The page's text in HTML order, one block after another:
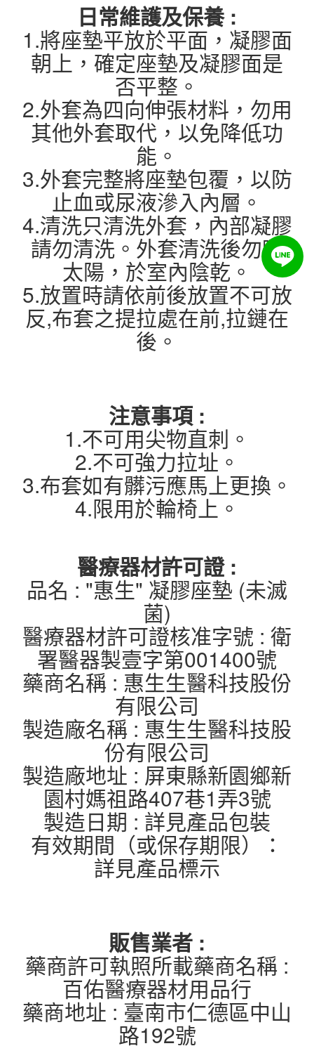
日常維護及保養 :
1.將座墊平放於平面，凝膠面
朝上，確定座墊及凝膠面是
否平整。
2.外套為四向伸張材料，勿用
其他外套取代，以免降低功
能。
3.外套完整將座墊包覆，以防
止血或尿液滲入內層。
4.清洗只清洗外套，內部凝膠
請勿清洗。外套清洗後勿曬
太陽，於室內陰乾。
5.放置時請依前後放置不可放
反,布套之提拉處在前,拉鏈在
後。
注意事項 :
1.不可用尖物直刺。
2.不可強力拉址。
3.布套如有髒污應馬上更換。
4.限用於輪椅上。
醫療器材許可證 :
品名 : "惠生" 凝膠座墊 (未滅
菌)
醫療器材許可證核准字號 : 衛
署醫器製壹字第001400號
藥商名稱 : 惠生生醫科技股份
有限公司
製造廠名稱 : 惠生生醫科技股
份有限公司
製造廠地址 : 屏東縣新園鄉新
園村媽祖路407巷1弄3號
製造日期 : 詳見產品包裝
有效期間（或保存期限）：
詳見產品標示
販售業者 :
藥商許可執照所載藥商名稱 :
百佑醫療器材用品行
藥商地址 : 臺南市仁德區中山
路192號